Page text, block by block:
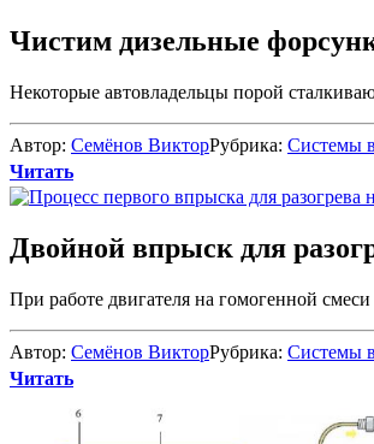
Чистим дизельные
Некоторые автовладельцы порой
Автор: Семёнов ВикторРубрика: Системы
Читать
Двойной впрыск для
При работе двигателя на гомогенной смеси
Автор: Семёнов ВикторРубрика: Системы
Читать